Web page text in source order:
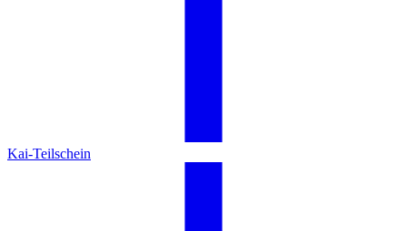
Kai-Teilschein